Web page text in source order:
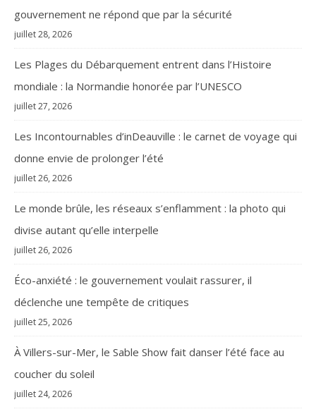
gouvernement ne répond que par la sécurité
juillet 28, 2026
Les Plages du Débarquement entrent dans l’Histoire
mondiale : la Normandie honorée par l’UNESCO
juillet 27, 2026
Les Incontournables d’inDeauville : le carnet de voyage qui
donne envie de prolonger l’été
juillet 26, 2026
Le monde brûle, les réseaux s’enflamment : la photo qui
divise autant qu’elle interpelle
juillet 26, 2026
Éco-anxiété : le gouvernement voulait rassurer, il
déclenche une tempête de critiques
juillet 25, 2026
À Villers-sur-Mer, le Sable Show fait danser l’été face au
coucher du soleil
juillet 24, 2026